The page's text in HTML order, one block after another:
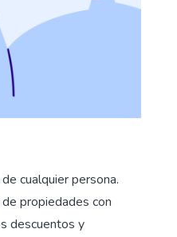
cualquier persona.
propiedades con
descuentos y